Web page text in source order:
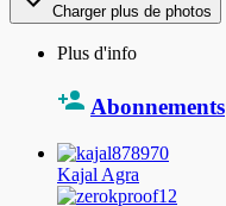
Charger plus de photos
Plus d'info
Abonnements
Kajal Agra